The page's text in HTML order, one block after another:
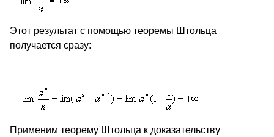
Этот результат с помощью теоремы Штольца
получается сразу:
Применим теорему Штольца к доказательству